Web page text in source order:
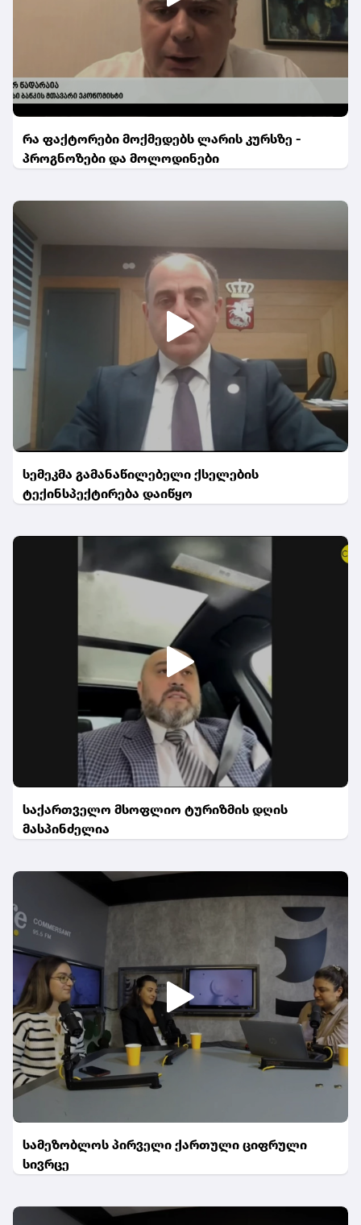
რა ფაქტორები მოქმედებს ლარის კურსზე -
პროგნოზები და მოლოდინები
სემეკმა გამანაწილებელი ქსელების
ტექინსპექტირება დაიწყო
საქართველო მსოფლიო ტურიზმის დღის
მასპინძელია
სამეზობლოს პირველი ქართული ციფრული
სივრცე